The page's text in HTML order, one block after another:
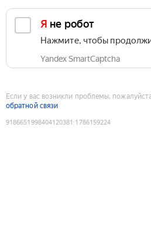
Я не робот
Нажмите, чтобы
Yandex SmartCaptcha
Если у вас возникли проблемы,
обратной связи
9186651998404120381 :1786159224